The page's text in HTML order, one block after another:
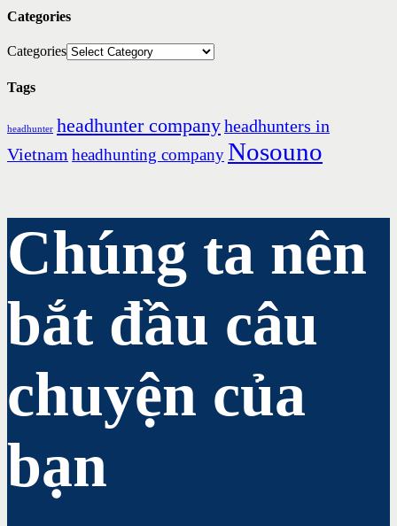
Categories
Categories
Tags
headhunter headhunter companyheadhunters in
Vietnam headhunting companyNosouno
Chúng ta nên
bắt đầu câu
chuyện của
bạn